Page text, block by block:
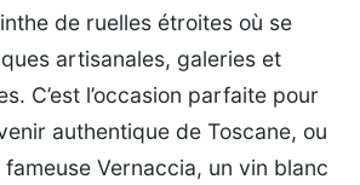
de ruelles étroites où se
artisanales, galeries et
C’est l’occasion parfaite pour
authentique de Toscane, ou
Vernaccia, un vin blanc